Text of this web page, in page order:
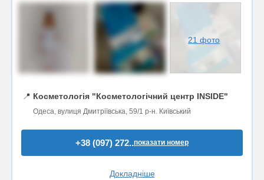
21 фото
📍 Косметологія "Косметологічний центр INSIDE"
Одеса, вулиця Дмитріївська, 59/1 р-н. Київський
+38 (097) 272..показати номер
Докладніше